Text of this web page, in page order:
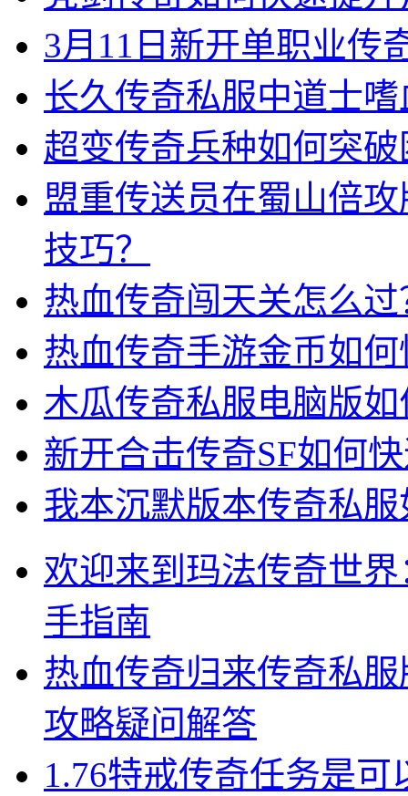
3月11日新开单职业传
长久传奇私服中道士
超变传奇兵种如何突
盟重传送员在蜀山倍
技巧？
热血传奇闯天关怎么
热血传奇手游金币如
木瓜传奇私服电脑版
新开合击传奇SF如何
我本沉默版本传奇私
欢迎来到玛法传奇世
手指南
热血传奇归来传奇私
攻略疑问解答
1.76特戒传奇任务是可